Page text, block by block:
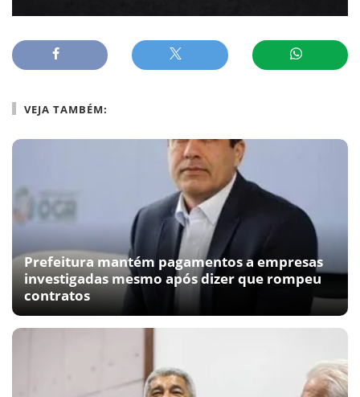
VEJA TAMBÉM:
Prefeitura mantém pagamentos a empresas
investigadas mesmo após dizer que rompeu
contratos